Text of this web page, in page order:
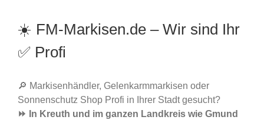
☀️ FM-Markisen.de – Wir sind Ihr
✅ Profi
🔎 Markisenhändler, Gelenkarmmarkisen oder
Sonnenschutz Shop Profi in Ihrer Stadt gesucht?
⏩ In Kreuth und im ganzen Landkreis wie Gmund